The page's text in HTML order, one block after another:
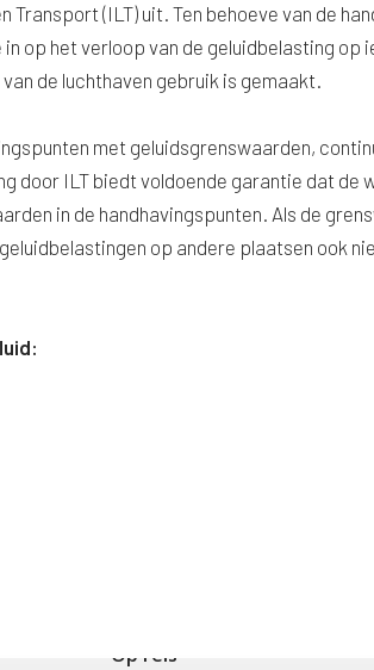
Transport (ILT) uit. Ten behoeve van de
in op het verloop van de geluidbelasting
de luchthaven gebruik is gemaakt.
met geluidsgrenswaarden,
door ILT biedt voldoende garantie dat
in de handhavingspunten. Als de
op andere plaatsen ook
Op reis